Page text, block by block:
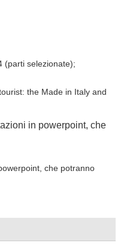
(parti selezionate);
the Made in Italy and
in powerpoint, che
che potranno